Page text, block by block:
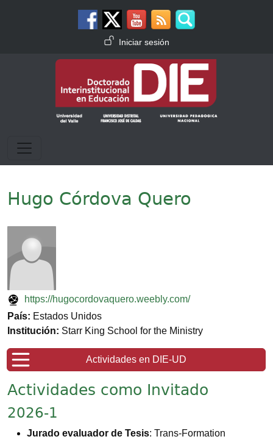
Menú de cuenta de usuario
Iniciar sesión
Hugo Córdova Quero
https://hugocordovaquero.weebly.com/
País: Estados Unidos
Institución: Starr King School for the Ministry
Actividades en DIE-UD
Actividades como Invitado
2026-1
Jurado evaluador de Tesis: Trans-Formation